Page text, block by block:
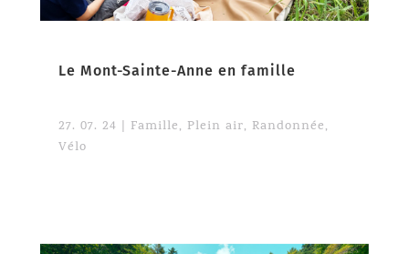
Le Mont-Sainte-Anne en famille
27. 07. 24 Famille, Plein air, Randonnée,
Vélo